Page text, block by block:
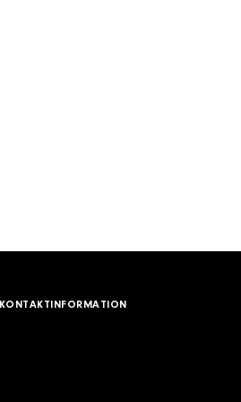
KONTAKTINFORMATION